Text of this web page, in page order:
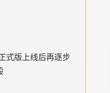
式版上线后再逐步